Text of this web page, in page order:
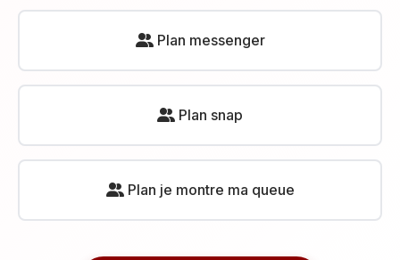
Plan messenger
Plan snap
Plan je montre ma queue